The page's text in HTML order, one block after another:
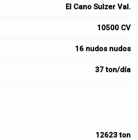
El Cano Sulzer Val.
10500 CV
16 nudos nudos
37 ton/día
12623 ton